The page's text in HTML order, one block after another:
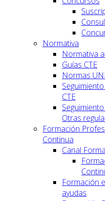
Normativa
Normativa
Guías CTE
Normas
CTE
Otras
Formación
Continua
Canal
Formación
ayudas